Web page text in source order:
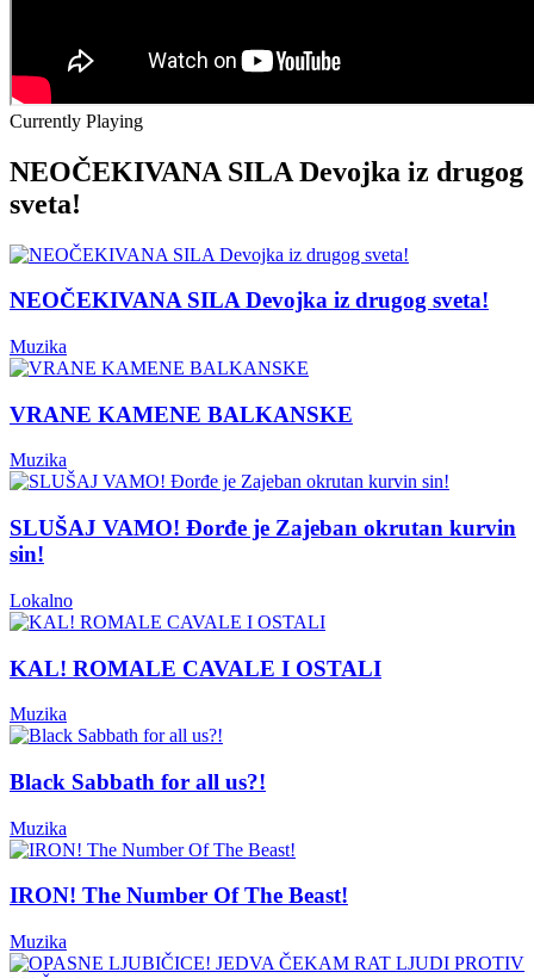
Currently Playing
NEOČEKIVANA SILA Devojka iz drugog
sveta!
NEOČEKIVANA SILA Devojka iz drugog sveta!
Muzika
VRANE KAMENE BALKANSKE
Muzika
SLUŠAJ VAMO! Đorđe je Zajeban okrutan kurvin
sin!
Lokalno
KAL! ROMALE CAVALE I OSTALI
Muzika
Black Sabbath for all us?!
Muzika
IRON! The Number Of The Beast!
Muzika